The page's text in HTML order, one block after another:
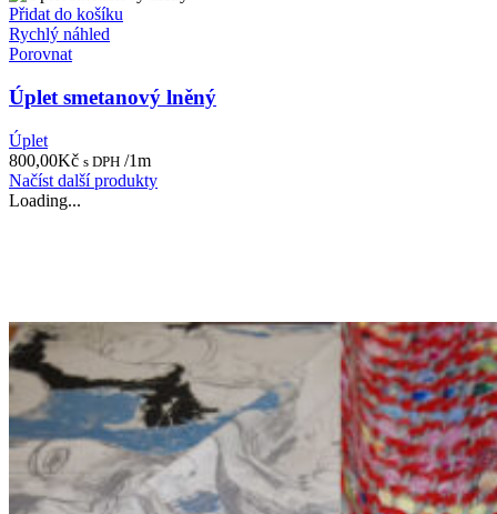
Přidat do košíku
Rychlý náhled
Porovnat
Úplet smetanový lněný
Úplet
800,00Kč s DPH /1m
Načíst další produkty
Loading...